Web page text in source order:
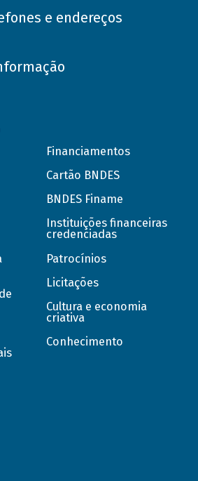
e endereços
Financiamentos
Cartão BNDES
BNDES Finame
Instituições financeiras
credenciadas
Patrocínios
Licitações
Cultura e economia
criativa
Conhecimento